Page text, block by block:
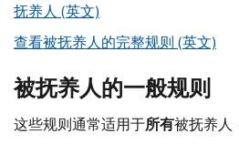
抚养人 (英文)
查看被抚养人的完整规则 (英文)
被抚养人的一般规则
这些规则通常适用于所有被抚养人